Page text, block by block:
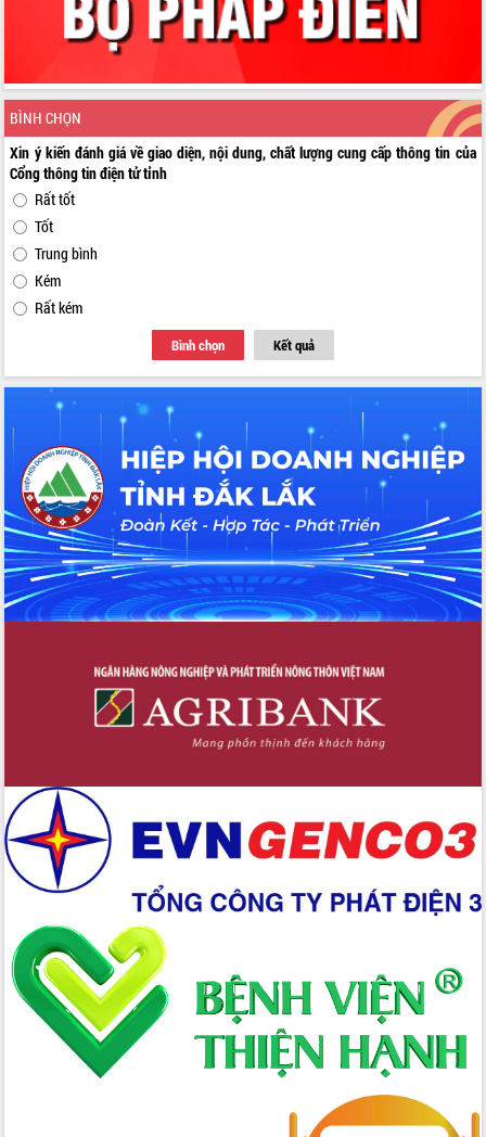
BÌNH CHỌN
Xin ý kiến đánh giá về giao diện, nội dung, chất lượng cung cấp thông tin của
Cổng thông tin điện tử tỉnh
Rất tốt
Tốt
Trung bình
Kém
Rất kém
Bình chọn Kết quả